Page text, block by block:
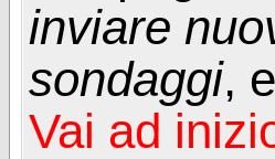
inviare
sondaggi,
Vai ad